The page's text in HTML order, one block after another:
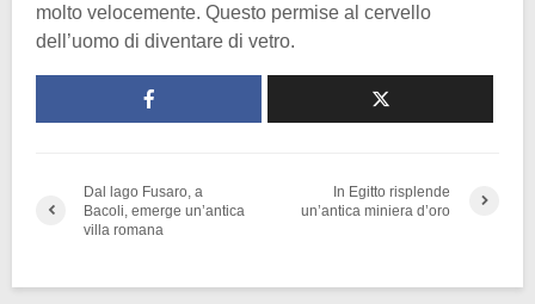
molto velocemente. Questo permise al cervello
dell’uomo di diventare di vetro.
Dal lago Fusaro, a
Bacoli, emerge un’antica
villa romana
In Egitto risplende
un’antica miniera d’oro